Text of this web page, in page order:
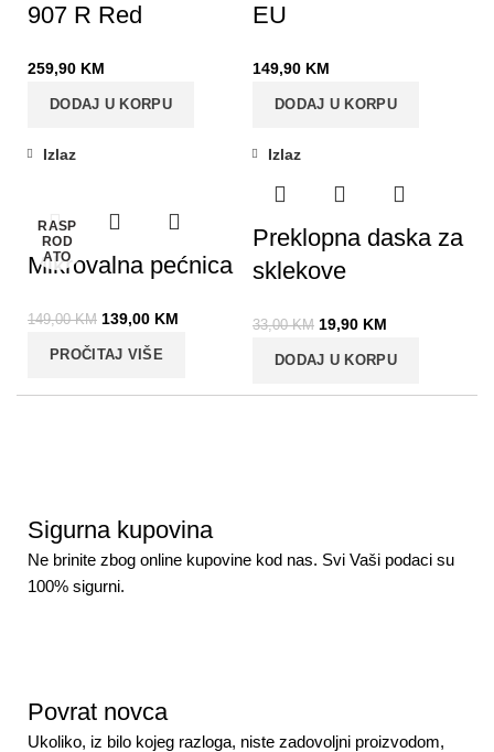
907 R Red
259,90 KM
DODAJ U KORPU
EU
149,90 KM
DODAJ U KORPU
RASP
ROD
ATO
Izlaz
Mikrovalna pećnica
149,00KM 139,00 KM
PROČITAJ VIŠE
Izlaz
Preklopna daska za
sklekove
33,00KM 19,90 KM
DODAJ U KORPU
Sigurna kupovina
Ne brinite zbog online kupovine kod nas. Svi Vaši podaci su
100% sigurni.
Povrat novca
Ukoliko, iz bilo kojeg razloga, niste zadovoljni proizvodom,